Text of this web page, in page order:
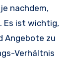
nachdem,
Es ist wichtig,
Angebote zu
Verhältnis